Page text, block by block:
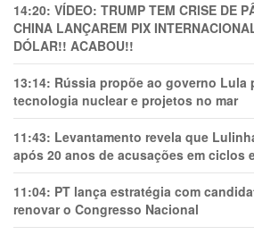
14:20: VÍDEO: TRUMP TEM CRlSE DE
CHINA LANÇAREM PIX
DÓLAR!! ACABOU!!
13:14: Rússia propõe ao governo Lula
tecnologia nuclear e projetos no mar
11:43: Levantamento revela que
após 20 anos de acusações em ciclos
11:04: PT lança estratégia com
renovar o Congresso Nacional